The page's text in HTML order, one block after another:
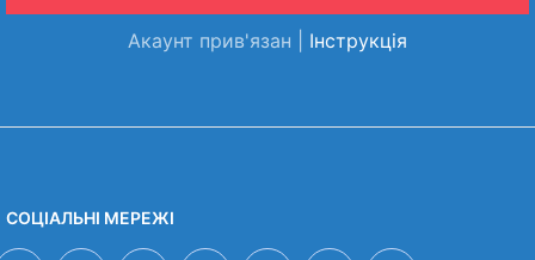
Акаунт прив'язан | Інструкція
СОЦІАЛЬНІ МЕРЕЖІ